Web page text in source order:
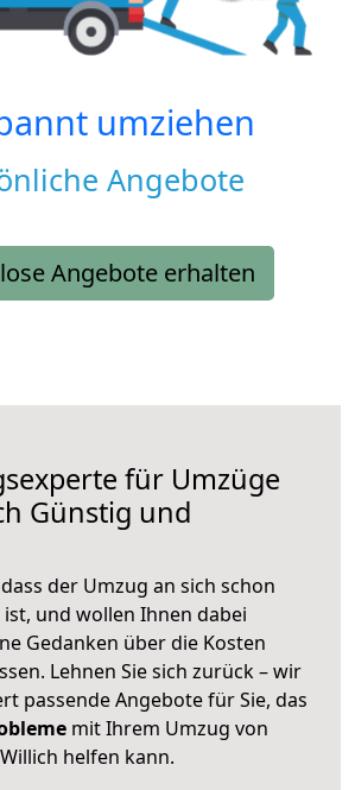
umziehen
Angebote
Angebote erhalten
für Umzüge
Günstig und
der Umzug an sich schon
und wollen Ihnen dabei
Gedanken über die Kosten
Lehnen Sie sich zurück – wir
passende Angebote für Sie, das
mit Ihrem Umzug von
helfen kann.